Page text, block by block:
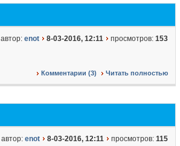
автор: enot 8-03-2016, 12:11 просмотров: 153
Комментарии (3) Читать полностью
автор: enot 8-03-2016, 12:11 просмотров: 115